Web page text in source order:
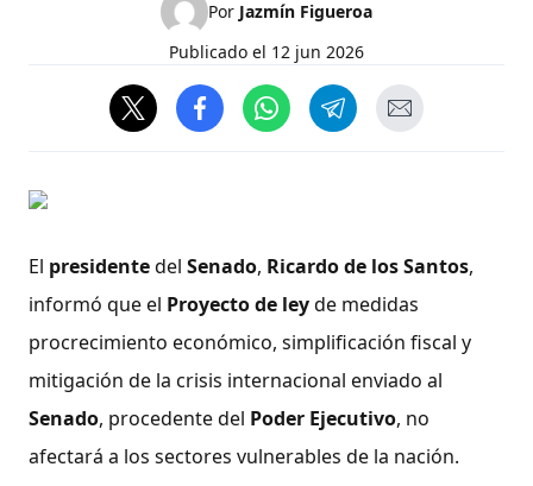
Por Jazmín Figueroa
Publicado el 12 jun 2026
El presidentedel Senado, Ricardo de los Santos,
informó que el Proyecto de leyde medidas
procrecimiento económico, simplificación fiscal y
mitigación de la crisis internacional enviado al
Senado, procedente del Poder Ejecutivo, no
afectará a los sectores vulnerables de la nación.